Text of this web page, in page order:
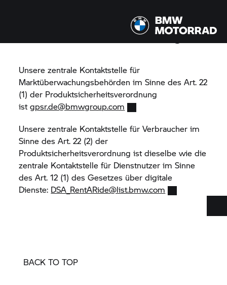
Produktsicherheitsverordnung
Unsere zentrale Kontaktstelle für
Marktüberwachungsbehörden im Sinne des Art. 22
(1) der Produktsicherheitsverordnung
istgpsr.de@bmwgroup.com
Unsere zentrale Kontaktstelle für Verbraucher im
Sinne des Art. 22 (2) der
Produktsicherheitsverordnung ist dieselbe wie die
zentrale Kontaktstelle für Dienstnutzer im Sinne
des Art. 12 (1) des Gesetzes über digitale
Dienste: DSA_RentARide@list.bmw.com
BACK TO TOP